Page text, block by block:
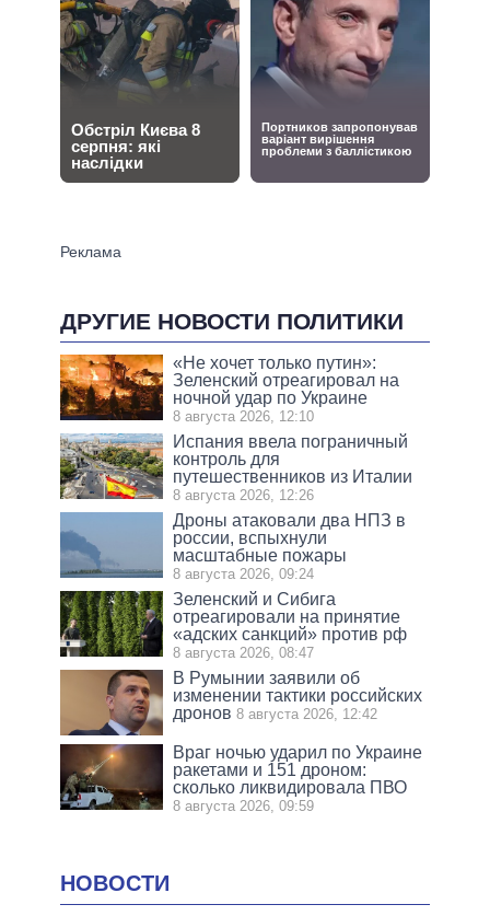
ДРУГИЕ НОВОСТИ ПОЛИТИКИ
«Не хочет только путин»:
Зеленский отреагировал на
ночной удар по Украине
8 августа 2026, 12:10
Испания ввела пограничный
контроль для
путешественников из Италии
8 августа 2026, 12:26
Дроны атаковали два НПЗ в
россии, вспыхнули
масштабные пожары
8 августа 2026, 09:24
Зеленский и Сибига
отреагировали на принятие
«адских санкций» против рф
8 августа 2026, 08:47
В Румынии заявили об
изменении тактики российских
дронов 8 августа 2026, 12:42
Враг ночью ударил по Украине
ракетами и 151 дроном:
сколько ликвидировала ПВО
8 августа 2026, 09:59
НОВОСТИ